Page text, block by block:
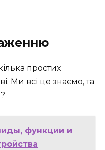
простих
Ми всі це знаємо, та
функции и